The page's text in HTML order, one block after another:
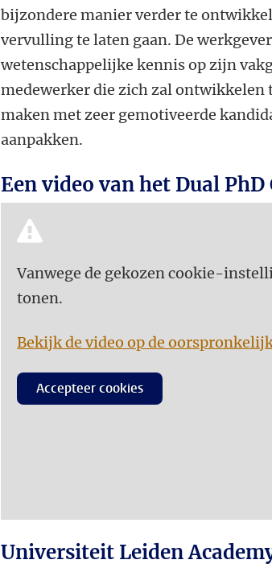
bijzondere manier verder te
vervulling te laten gaan. De
wetenschappelijke kennis op zijn
medewerker die zich zal
maken met zeer gemotiveerde
aanpakken.
Een video van het Dual PhD
Vanwege de gekozen cookie-
tonen.
Bekijk de video op de
Accepteer cookies
Universiteit Leiden